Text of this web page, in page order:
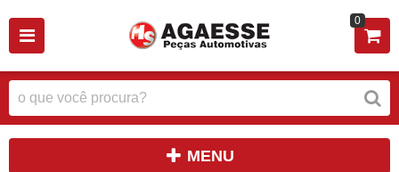
0
MENU